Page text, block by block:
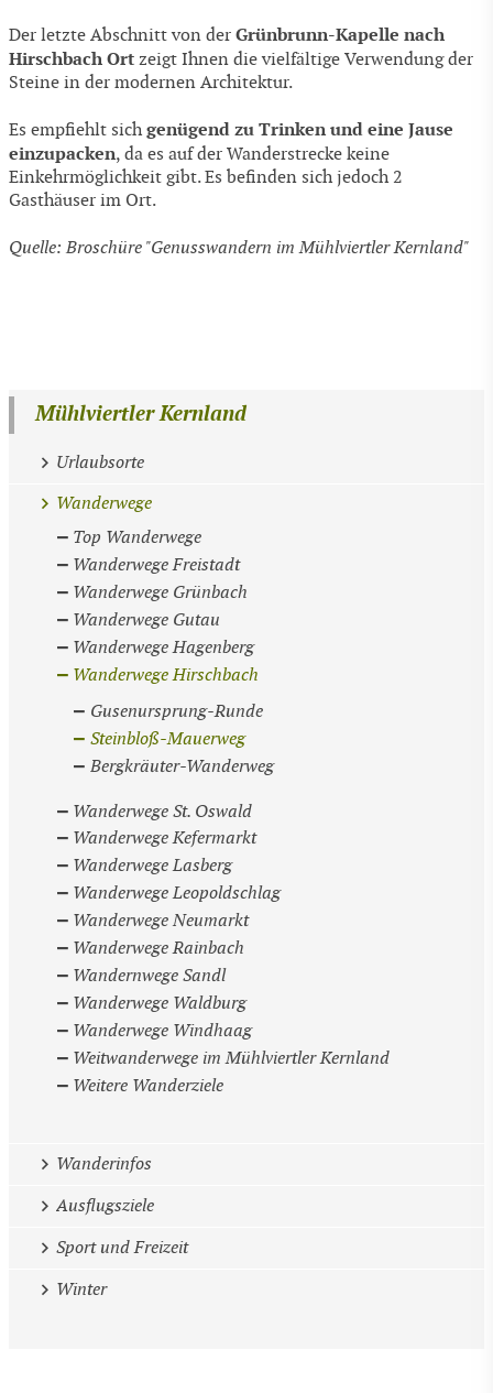
Der letzte Abschnitt von der Grünbrunn-Kapelle nach
Hirschbach Ort zeigt Ihnen die vielfältige Verwendung der
Steine in der modernen Architektur.
Es empfiehlt sichgenügend zu Trinken und eine Jause
einzupacken, da es auf der Wanderstrecke keine
Einkehrmög­lichkeit gibt. Es befinden sich jedoch 2
Gasthäuser im Ort.
Quelle: Broschüre "Genusswandern im Mühlviertler Kernland"
Mühlviertler Kernland
Urlaubsorte
Wanderwege
Top Wanderwege
Wanderwege Freistadt
Wanderwege Grünbach
Wanderwege Gutau
Wanderwege Hagenberg
Wanderwege Hirschbach
Gusenursprung-Runde
Steinbloß-Mauerweg
Bergkräuter-Wanderweg
Wanderwege St. Oswald
Wanderwege Kefermarkt
Wanderwege Lasberg
Wanderwege Leopoldschlag
Wanderwege Neumarkt
Wanderwege Rainbach
Wandernwege Sandl
Wanderwege Waldburg
Wanderwege Windhaag
Weitwanderwege im Mühlviertler Kernland
Weitere Wanderziele
Wanderinfos
Ausflugsziele
Sport und Freizeit
Winter